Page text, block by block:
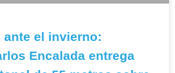
ante el invierno:
Encalada entrega